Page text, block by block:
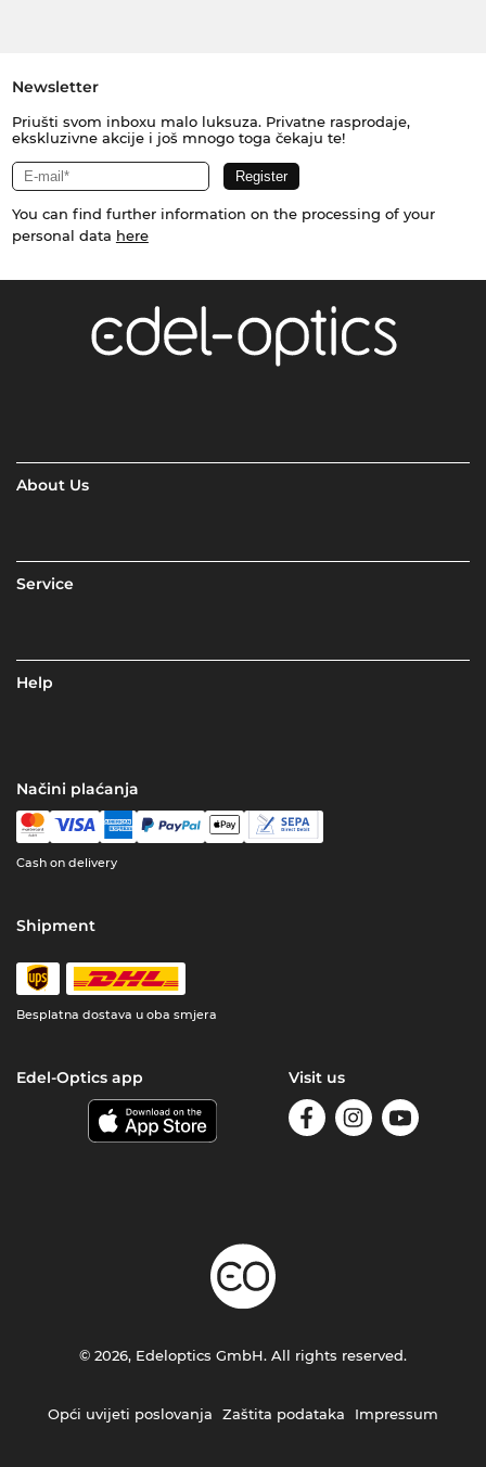
Newsletter
Priušti svom inboxu malo luksuza. Privatne rasprodaje,
ekskluzivne akcije i još mnogo toga čekaju te!
You can find further information on the processing of your
personal data here
About Us
Service
Help
Načini plaćanja
Cash on delivery
Shipment
Besplatna dostava u oba smjera
Edel-Optics app Visit us
Opći uvijeti poslovanja Zaštita podataka Impressum
© 2026, Edeloptics GmbH. All rights reserved.